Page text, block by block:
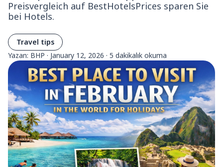
Preisvergleich auf BestHotelsPrices sparen Sie
bei Hotels.
Travel tips
Yazan: BHP · January 12, 2026 · 5 dakikalık okuma